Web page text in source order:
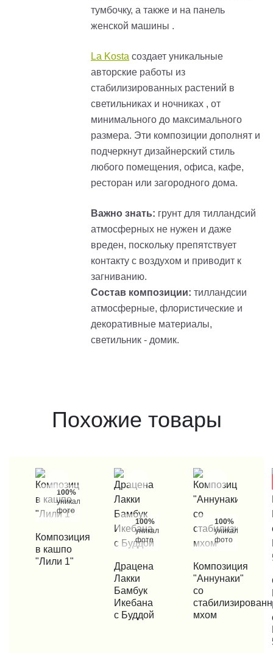
тумбочку, а также и на панель
женской машины .
La Kosta создает уникальные
авторские работы из
стабилизированных растений в
светильниках и ночниках , от
минимального до максимального
размера. Эти композиции дополнят и
подчеркнут дизайнерский стиль
любого помещения, офиса, кафе,
ресторан или загородного дома.
Важно знать: грунт для тилландсий
атмосферных не нужен и даже
вреден, поскольку препятствует
контакту с воздухом и приводит к
загниванию.
Состав композиции: тилландсии
атмосферные, флористические и
декоративные материалы,
светильник - домик.
Похожие товары
100%
уникальные
фото
КУПИТЬ В 1 КЛИК
Композиция
в кашпо
"Лили 1"
100%
уникальные
фото
КУПИТЬ В 1 КЛИК
Драцена
Лакки
Бамбук
Икебана
с Буддой
100%
уникальные
фото
КУПИТЬ В 1 КЛИК
Композиция
"Аннунаки"
со
мхом